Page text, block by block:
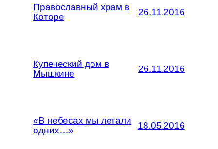
Православный храм в
Которе
26.11.2016
Купеческий дом в
Мышкине
26.11.2016
«В небесах мы летали
одних…»
18.05.2016